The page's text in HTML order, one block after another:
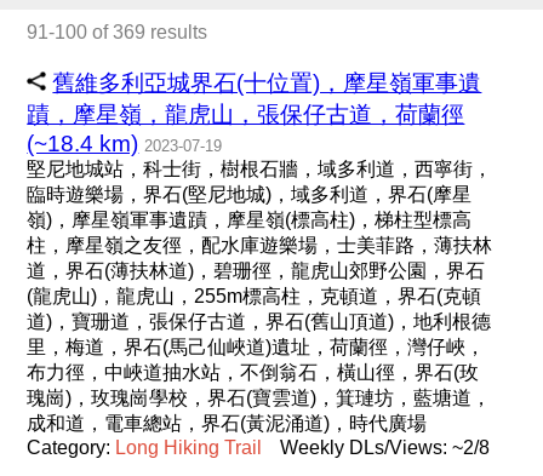
91-100 of 369 results
舊維多利亞城界石(十位置)，摩星嶺軍事遺
蹟，摩星嶺，龍虎山，張保仔古道，荷蘭徑
(~18.4 km) 2023-07-19
堅尼地城站，科士街，樹根石牆，域多利道，西寧街，
臨時遊樂場，界石(堅尼地城)，域多利道，界石(摩星
嶺)，摩星嶺軍事遺蹟，摩星嶺(標高柱)，梯柱型標高
柱，摩星嶺之友徑，配水庫遊樂場，士美菲路，薄扶林
道，界石(薄扶林道)，碧珊徑，龍虎山郊野公園，界石
(龍虎山)，龍虎山，255m標高柱，克頓道，界石(克頓
道)，寶珊道，張保仔古道，界石(舊山頂道)，地利根德
里，梅道，界石(馬己仙峽道)遺址，荷蘭徑，灣仔峽，
布力徑，中峽道抽水站，不倒翁石，橫山徑，界石(玫
瑰崗)，玫瑰崗學校，界石(寶雲道)，箕璉坊，藍塘道，
成和道，電車總站，界石(黃泥涌道)，時代廣場
Category: Long Hiking Trail Weekly DLs/Views: ~2/8